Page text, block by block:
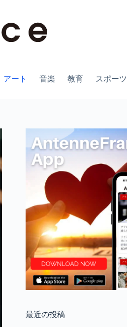
アート 音楽 教育 スポーツ
最近の投稿